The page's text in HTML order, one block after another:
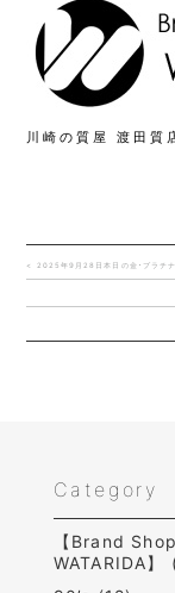
川崎の質屋 渡田質
< 2025年9月28日本日の金･プラチナ
Category
【Brand Shop
WATARIDA